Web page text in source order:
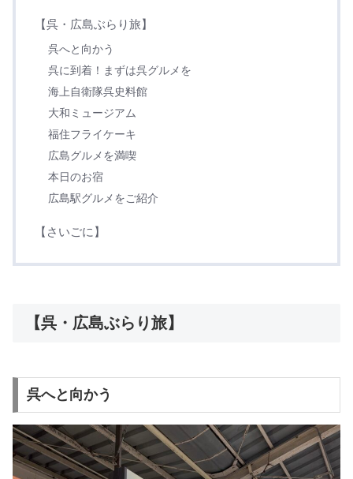
【呉・広島ぶらり旅】
呉へと向かう
呉に到着！まずは呉グルメを
海上自衛隊呉史料館
大和ミュージアム
福住フライケーキ
広島グルメを満喫
本日のお宿
広島駅グルメをご紹介
【さいごに】
【呉・広島ぶらり旅】
呉へと向かう